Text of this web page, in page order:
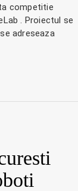
competitie
. Proiectul se
adreseaza